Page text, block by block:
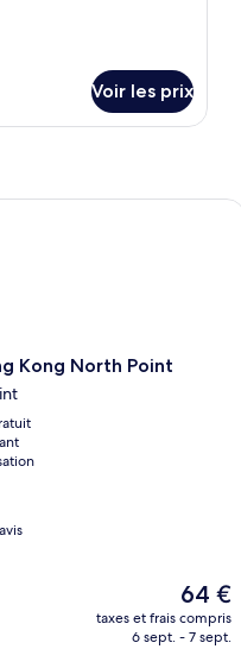
Voir les prix
Kong North Point
Le
nouveau
prix
64 €
taxes et frais compris
6 sept. - 7 sept.
North Point